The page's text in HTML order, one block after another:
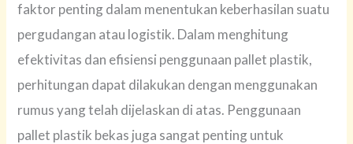
faktor penting dalam menentukan keberhasilan suatu
pergudangan atau logistik. Dalam menghitung
efektivitas dan efisiensi penggunaan pallet plastik,
perhitungan dapat dilakukan dengan menggunakan
rumus yang telah dijelaskan di atas. Penggunaan
pallet plastik bekas juga sangat penting untuk